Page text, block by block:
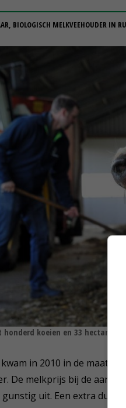
BIOLOGISCH MELKVEEHOUDER IN
koeien en 33 hectare
in 2010 in de
De melkprijs bij de
uit. Een extra